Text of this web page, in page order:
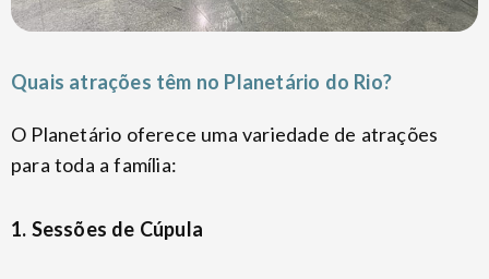
Quais atrações têm no Planetário do Rio?
O Planetário oferece uma variedade de atrações
para toda a família:
1. Sessões de Cúpula